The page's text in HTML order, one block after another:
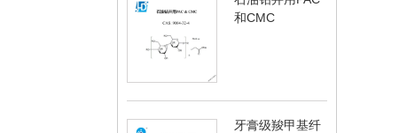
和CMC
牙膏级羧甲基纤